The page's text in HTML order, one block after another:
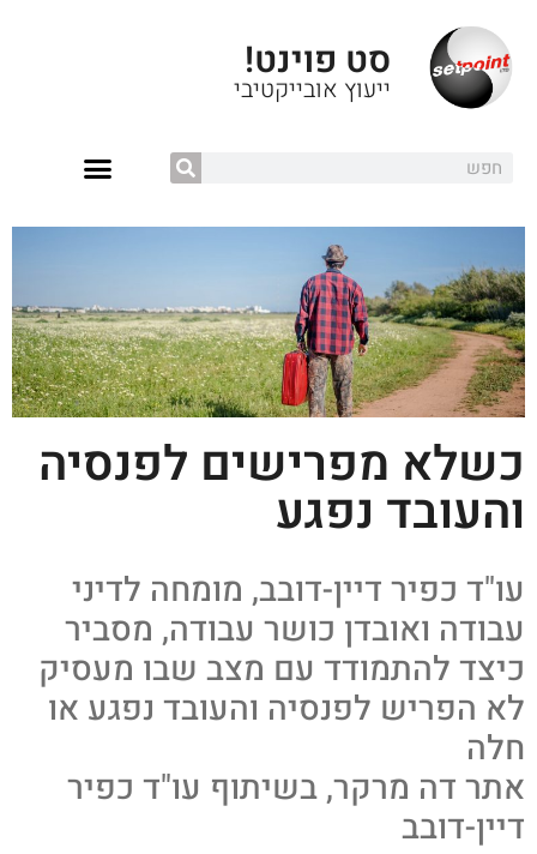
סט פוינט!
ייעוץ אובייקטיבי
כשלא מפרישים לפנסיה
והעובד נפגע
עו"ד כפיר דיין-דובב, מומחה לדיני
עבודה ואובדן כושר עבודה, מסביר
כיצד להתמודד עם מצב שבו מעסיק
לא הפריש לפנסיה והעובד נפגע או
חלה
אתר דה מרקר, בשיתוף עו"ד כפיר
דיין-דובב